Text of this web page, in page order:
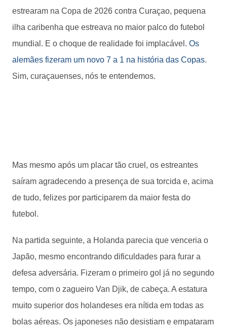
estrearam na Copa de 2026 contra Curaçao, pequena
ilha caribenha que estreava no maior palco do futebol
mundial. E o choque de realidade foi implacável. Os
alemães fizeram um novo 7 a 1 na história das Copas.
Sim, curaçauenses, nós te entendemos.
Mas mesmo após um placar tão cruel, os estreantes
saíram agradecendo a presença de sua torcida e, acima
de tudo, felizes por participarem da maior festa do
futebol.
Na partida seguinte, a Holanda parecia que venceria o
Japão, mesmo encontrando dificuldades para furar a
defesa adversária. Fizeram o primeiro gol já no segundo
tempo, com o zagueiro Van Djik, de cabeça. A estatura
muito superior dos holandeses era nítida em todas as
bolas aéreas. Os japoneses não desistiam e empataram